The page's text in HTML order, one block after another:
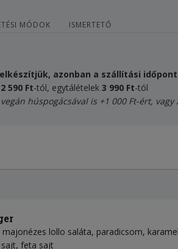
MÓDOK ISMERTETŐ
azonban a szállítási
2 590 Ft-tól, egytálételek 3 990 Ft-tól
húspogácsávalis +1 000 Ft-ért, vagy
majonézes lollo saláta, paradicsom,
feta sajt